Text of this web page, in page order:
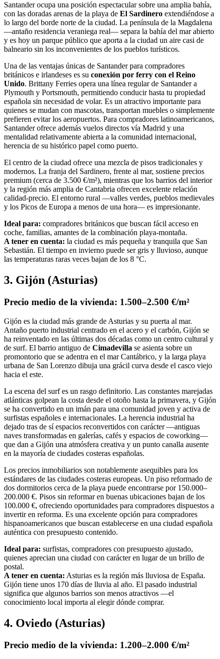
Santander ocupa una posición espectacular sobre una amplia bahía,
con las doradas arenas de la playa de El Sardinero extendiéndose a
lo largo del borde norte de la ciudad. La península de la Magdalena
—antaño residencia veraniega real— separa la bahía del mar abierto
y es hoy un parque público que aporta a la ciudad un aire casi de
balneario sin los inconvenientes de los pueblos turísticos.
Una de las ventajas únicas de Santander para compradores
británicos e irlandeses es su conexión por ferry con el Reino
Unido. Brittany Ferries opera una línea regular de Santander a
Plymouth y Portsmouth, permitiendo conducir hasta tu propiedad
española sin necesidad de volar. Es un atractivo importante para
quienes se mudan con mascotas, transportan muebles o simplemente
prefieren evitar los aeropuertos. Para compradores latinoamericanos,
Santander ofrece además vuelos directos vía Madrid y una
mentalidad relativamente abierta a la comunidad internacional,
herencia de su histórico papel como puerto.
El centro de la ciudad ofrece una mezcla de pisos tradicionales y
modernos. La franja del Sardinero, frente al mar, sostiene precios
premium (cerca de 3.500 €/m²), mientras que los barrios del interior
y la región más amplia de Cantabria ofrecen excelente relación
calidad-precio. El entorno rural —valles verdes, pueblos medievales
y los Picos de Europa a menos de una hora— es impresionante.
Ideal para: compradores británicos que buscan fácil acceso en
coche, familias, amantes de la combinación playa-montaña.
A tener en cuenta: la ciudad es más pequeña y tranquila que San
Sebastián. El tiempo en invierno puede ser gris y lluvioso, aunque
las temperaturas raras veces bajan de los 8 °C.
3. Gijón (Asturias)
Precio medio de la vivienda: 1.500–2.500 €/m²
Gijón es la ciudad más grande de Asturias y su puerta al mar.
Antaño puerto industrial centrado en el acero y el carbón, Gijón se
ha reinventado en las últimas dos décadas como un centro cultural y
de surf. El barrio antiguo de Cimadevilla se asienta sobre un
promontorio que se adentra en el mar Cantábrico, y la larga playa
urbana de San Lorenzo dibuja una grácil curva desde el casco viejo
hacia el este.
La escena del surf es un rasgo definitorio. Las constantes marejadas
atlánticas golpean la costa desde el otoño hasta la primavera, y Gijón
se ha convertido en un imán para una comunidad joven y activa de
surfistas españoles e internacionales. La herencia industrial ha
dejado tras de sí espacios reconvertidos con carácter —antiguas
naves transformadas en galerías, cafés y espacios de coworking—
que dan a Gijón una atmósfera creativa y un punto canalla ausente
en la mayoría de ciudades costeras españolas.
Los precios inmobiliarios son notablemente asequibles para los
estándares de las ciudades costeras europeas. Un piso reformado de
dos dormitorios cerca de la playa puede encontrarse por 150.000–
200.000 €. Pisos sin reformar en buenas ubicaciones bajan de los
100.000 €, ofreciendo oportunidades para compradores dispuestos a
invertir en reforma. Es una excelente opción para compradores
hispanoamericanos que buscan establecerse en una ciudad española
auténtica con presupuesto contenido.
Ideal para: surfistas, compradores con presupuesto ajustado,
quienes aprecian una ciudad con carácter en lugar de un brillo de
postal.
A tener en cuenta: Asturias es la región más lluviosa de España.
Gijón tiene unos 170 días de lluvia al año. El pasado industrial
significa que algunos barrios son menos atractivos —el
conocimiento local importa al elegir dónde comprar.
4. Oviedo (Asturias)
Precio medio de la vivienda: 1.200–2.000 €/m²